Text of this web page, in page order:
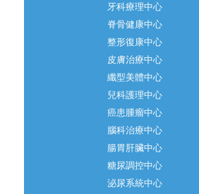
牙科療理中心
脊骨健康中心
整形復康中心
皮膚治療中心
纖型美體中心
兒科護理中心
癌患腫瘤中心
腦科治療中心
腸胃肝臟中心
糖尿調控中心
泌尿系統中心